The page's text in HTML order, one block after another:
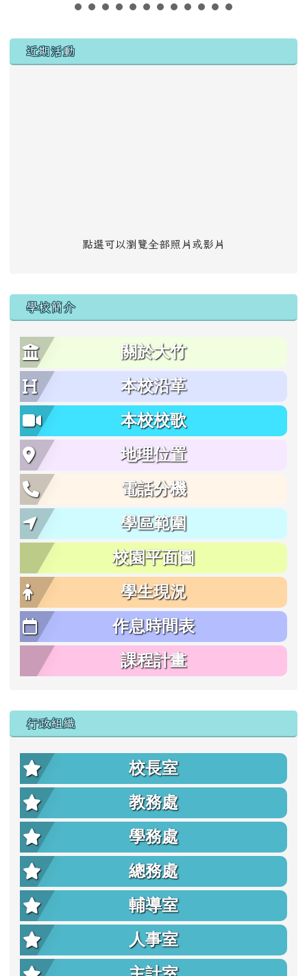
左邊區域內容
近期活動
點選可以瀏覽全部照片或影片
學校簡介
關於大竹
本校沿革
本校校歌
地理位置
電話分機
學區範圍
校園平面圖
學生現況
作息時間表
課程計畫
行政組織
校長室
教務處
學務處
總務處
輔導室
人事室